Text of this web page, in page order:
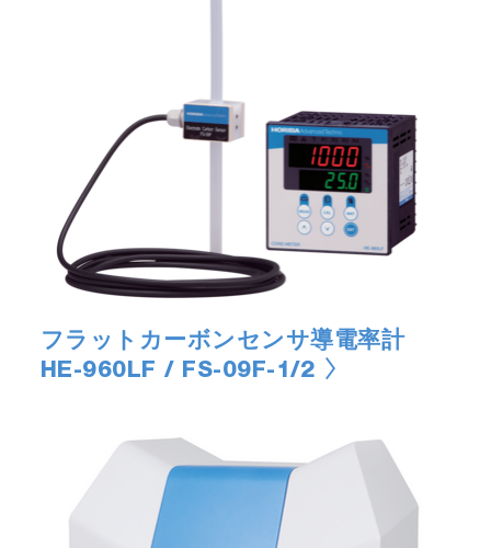
フラットカーボンセンサ導電率計
HE-960LF / FS-09F-1/2